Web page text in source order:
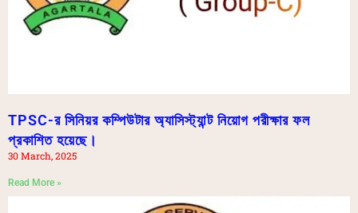
TPSC-র সিনিয়র কম্পিউটার অ্যাসিস্ট্যান্ট নিয়োগ পরীক্ষার ফল
প্রকাশিত হয়েছে।
30 March, 2025
Read More »